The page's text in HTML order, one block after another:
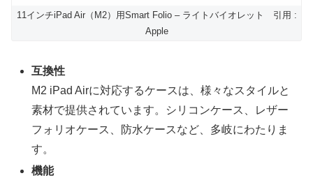
11インチiPad Air（M2）用Smart Folio – ライトバイオレット 引用 :
Apple
互換性
M2 iPad Airに対応するケースは、様々なスタイルと
素材で提供されています。シリコンケース、レザー
フォリオケース、防水ケースなど、多岐にわたりま
す。
機能